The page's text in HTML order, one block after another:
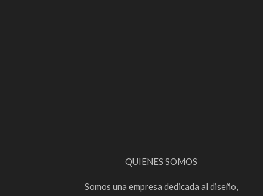
QUIENES SOMOS
Somos una empresa dedicada al diseño,